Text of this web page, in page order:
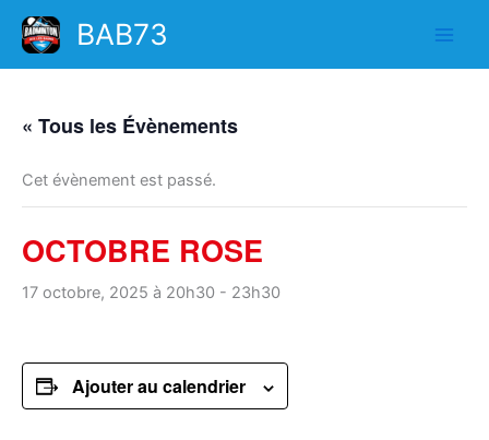
Aller
contenu
BAB73
« Tous les Évènements
Cet évènement est passé.
OCTOBRE ROSE
17 octobre, 2025 à 20h30 - 23h30
Ajouter au calendrier